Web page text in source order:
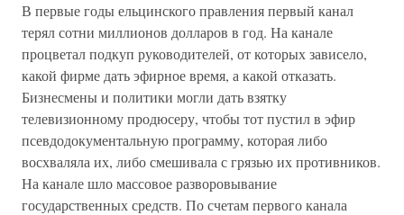
В первые годы ельцинского правления первый канал
терял сотни миллионов долларов в год. На канале
процветал подкуп руководителей, от которых зависело,
какой фирме дать эфирное время, а какой отказать.
Бизнесмены и политики могли дать взятку
телевизионному продюсеру, чтобы тот пустил в эфир
псевдодокументальную программу, которая либо
восхваляла их, либо смешивала с грязью их противников.
На канале шло массовое разворовывание
государственных средств. По счетам первого канала